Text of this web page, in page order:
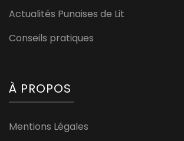
Actualités Punaises de Lit
Conseils pratiques
À PROPOS
Mentions Légales